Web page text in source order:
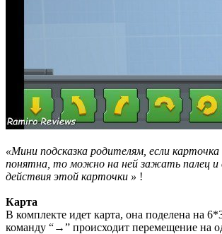
«Мини подсказка родителям, если
понятна, то можно на ней зажать палец и
действия этой карточки » !
Карта
В комплекте идет карта, она поделена на
команду “→” происходит перемещение на